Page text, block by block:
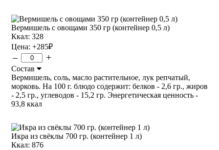
Вермишель с овощами 350 гр (контейнер 0,5 л)
Ккал: 328
Цена: +285₽
– +
Состав
Вермишель, соль, масло растительное, лук репчатый,
морковь. На 100 г. блюдо содержит: белков - 2,6 гр., жиров
- 2,5 гр., углеводов - 15,2 гр. Энергетическая ценность -
93,8 ккал
Икра из свёклы 700 гр. (контейнер 1 л)
Ккал: 876